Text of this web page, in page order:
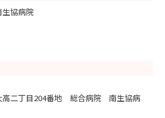
協病院
高二丁目204番地 総合病院 南生協病